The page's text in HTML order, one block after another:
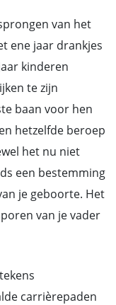
van het
ene jaar drankjes
kinderen
te zijn
baan voor hen
hetzelfde beroep
het nu niet
een bestemming
je geboorte. Het
van je vader
carrièrepaden